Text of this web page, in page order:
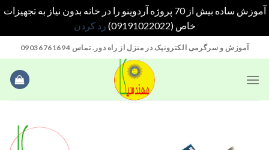
آموزش ساده بیش از 70 پروژه آردوینو را در خانه بدون نیاز به تجهیزات
خاص (09191022022)
رد کردن
to
آموزش و سرگرمی الکترونیک در منزل از راه دور. تماس 09036761694